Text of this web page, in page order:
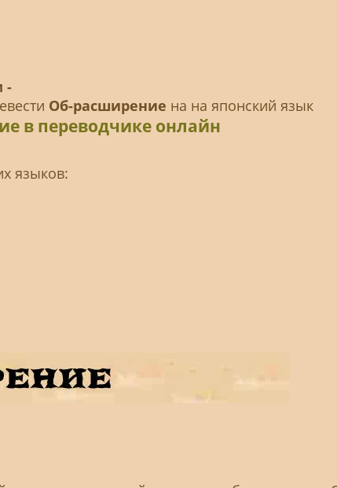
-
Об-расширение на на японский язык
в переводчике онлайн
языков: